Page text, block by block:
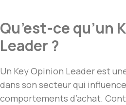
Qu’est-ce qu’un
Leader ?
Un Key Opinion Leader est
dans son secteur qui
comportements d’achat.